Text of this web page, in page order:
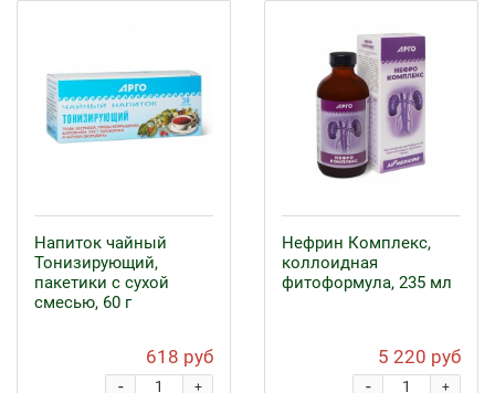
Напиток чайный
Тонизирующий,
пакетики с сухой
смесью, 60 г
618 руб
+
-
Нефрин Комплекс,
коллоидная
фитоформула, 235 мл
5 220 руб
+
-